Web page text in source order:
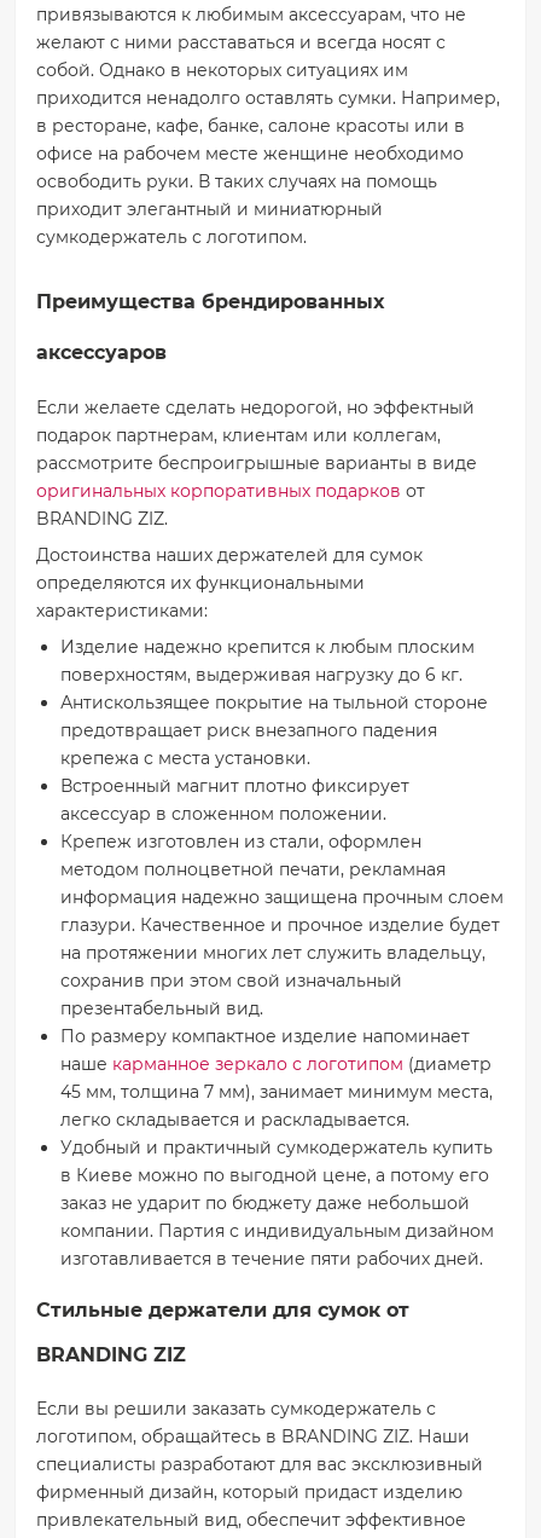
привязываются к любимым аксессуарам, что не
желают с ними расставаться и всегда носят с
собой. Однако в некоторых ситуациях им
приходится ненадолго оставлять сумки. Например,
в ресторане, кафе, банке, салоне красоты или в
офисе на рабочем месте женщине необходимо
освободить руки. В таких случаях на помощь
приходит элегантный и миниатюрный
сумкодержатель с логотипом.
Преимущества брендированных
аксессуаров
Если желаете сделать недорогой, но эффектный
подарок партнерам, клиентам или коллегам,
рассмотрите беспроигрышные варианты в виде
оригинальных корпоративных подарков от
BRANDING ZIZ.
Достоинства наших держателей для сумок
определяются их функциональными
характеристиками:
Изделие надежно крепится к любым плоским
поверхностям, выдерживая нагрузку до 6 кг.
Антискользящее покрытие на тыльной стороне
предотвращает риск внезапного падения
крепежа с места установки.
Встроенный магнит плотно фиксирует
аксессуар в сложенном положении.
Крепеж изготовлен из стали, оформлен
методом полноцветной печати, рекламная
информация надежно защищена прочным слоем
глазури. Качественное и прочное изделие будет
на протяжении многих лет служить владельцу,
сохранив при этом свой изначальный
презентабельный вид.
По размеру компактное изделие напоминает
наше карманное зеркало с логотипом (диаметр
45 мм, толщина 7 мм), занимает минимум места,
легко складывается и раскладывается.
Удобный и практичный сумкодержатель купить
в Киеве можно по выгодной цене, а потому его
заказ не ударит по бюджету даже небольшой
компании. Партия с индивидуальным дизайном
изготавливается в течение пяти рабочих дней.
Стильные держатели для сумок от
BRANDING ZIZ
Если вы решили заказать сумкодержатель с
логотипом, обращайтесь в BRANDING ZIZ. Наши
специалисты разработают для вас эксклюзивный
фирменный дизайн, который придаст изделию
привлекательный вид, обеспечит эффективное